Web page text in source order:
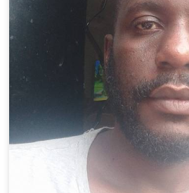
×10 more visibility